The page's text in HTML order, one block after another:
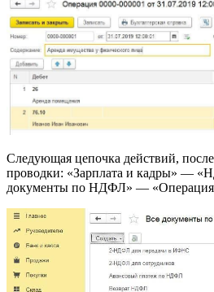
Следующая цепочка действий,
проводки: «Зарплата и кадры» —
документы по НДФЛ» —